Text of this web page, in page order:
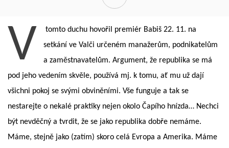
V
tomto duchu hovořil premiér Babiš 22. 11. na
setkání ve Valči určeném manažerům, podnikatelům
a zaměstnavatelům. Argument, že republika se má
pod jeho vedením skvěle, používá mj. k tomu, ať mu už dají
všichni pokoj se svými obviněními. Vše funguje a tak se
nestarejte o nekalé praktiky nejen okolo Čapího hnízda… Nechci
být nevděčný a tvrdit, že se jako republika dobře nemáme.
Máme, stejně jako (zatím) skoro celá Evropa a Amerika. Máme